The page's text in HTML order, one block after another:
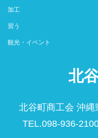
加工
習う
観光・イベント
北
北谷町商工会 沖
TEL.098-936-